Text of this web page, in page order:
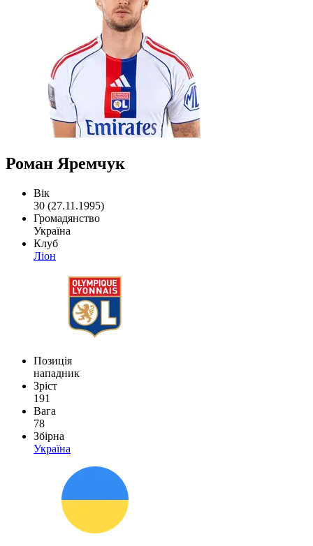
Роман Яремчук
Вік
30 (27.11.1995)
Громадянство
Україна
Клуб
Ліон
Позиція
нападник
Зріст
191
Вага
78
Збірна
Україна